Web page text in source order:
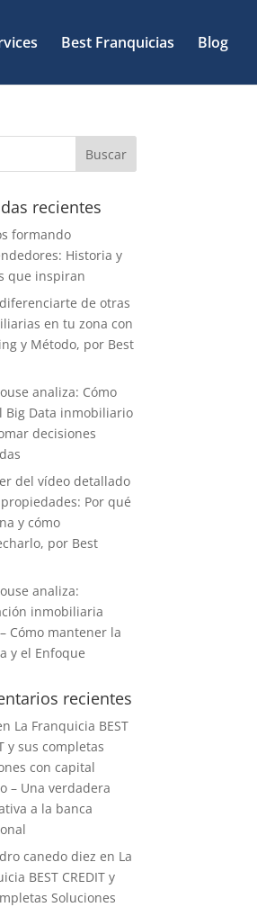
Best Franquicias Blog
recientes
formando
Historia y
que inspiran
de otras
en tu zona con
y Método, por Best
analiza: Cómo
Big Data inmobiliario
decisiones
del vídeo detallado
Por qué
y cómo
por Best
analiza:
inmobiliaria
Cómo mantener la
y el Enfoque
recientes
La Franquicia BEST
y sus completas
con capital
– Una verdadera
a la banca
canedo diez en La
BEST CREDIT y
Soluciones